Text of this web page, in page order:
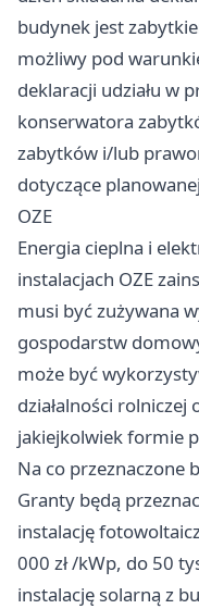
budynek jest
możliwy pod
deklaracji udziału w
konserwatora
zabytków i/lub
dotyczące
OZE
Energia cieplna i
instalacjach OZE
musi być zużywana
gospodarstw
może być
działalności rolniczej
jakiejkolwiek formie
Na co przeznaczone
Granty będą
instalację
000 zł /kWp, do 50
instalację solarną z